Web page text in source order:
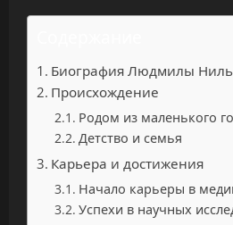
Биография Людмилы
Происхождение
Родом из маленького
Детство и семья
Карьера и достижения
Начало карьеры в
Успехи в научных